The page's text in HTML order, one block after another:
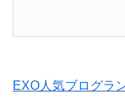
EXO人気ブログラ